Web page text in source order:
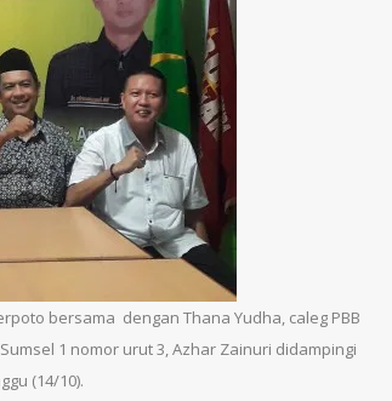
bersama dengan Thana Yudha, caleg PBB
1 nomor urut 3, Azhar Zainuri didampingi
(14/10).